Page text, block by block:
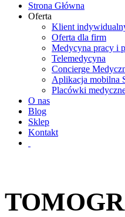
Strona Główna
Oferta
Klient
Oferta dla firm
Medycyna pracy i
Telemedycyna
Concierge
Aplikacja mobilna
Placówki
O nas
Blog
Sklep
Kontakt